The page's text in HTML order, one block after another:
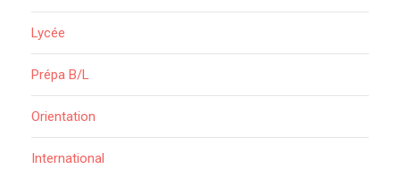
Lycée
Prépa B/L
Orientation
International